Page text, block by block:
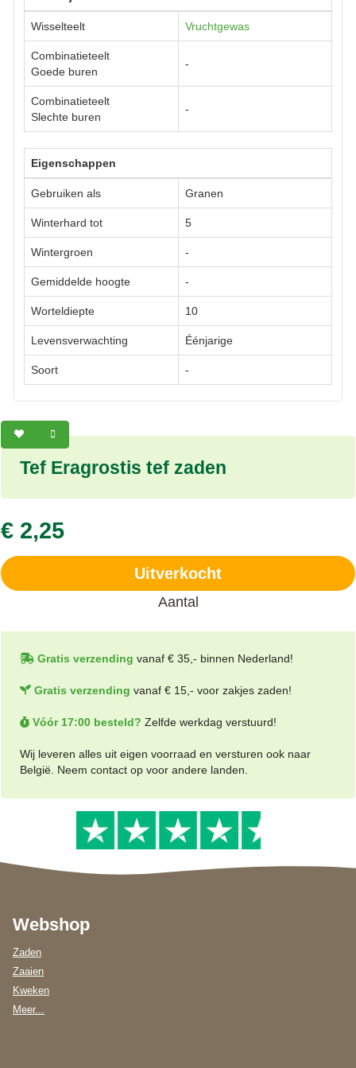
Wisselteelt Vruchtgewas
Combinatieteelt
Goede buren
-
Combinatieteelt
Slechte buren
-
Eigenschappen
Gebruiken als Granen
Winterhard tot 5
Wintergroen -
Gemiddelde hoogte -
Worteldiepte 10
Levensverwachting Éénjarige
Soort -
Tef Eragrostis tef zaden
€ 2,25
Uitverkocht
Aantal
Gratis verzending vanaf € 35,- binnen Nederland!
Gratis verzending vanaf € 15,- voor zakjes zaden!
Vóór 17:00 besteld? Zelfde werkdag verstuurd!
Wij leveren alles uit eigen voorraad en versturen ook naar
België. Neem contact op voor andere landen.
Webshop
Zaden
Zaaien
Kweken
Meer...